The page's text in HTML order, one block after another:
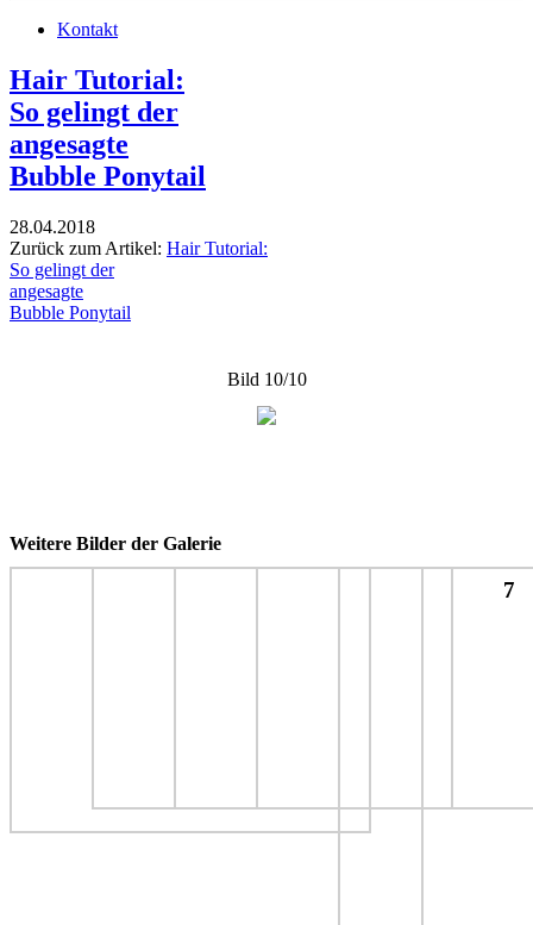
Kontakt
Hair Tutorial:
So gelingt der
angesagte
Bubble Ponytail
28.04.2018
Zurück zum Artikel: Hair Tutorial:
So gelingt der
angesagte
Bubble Ponytail
Bild 10/10
Weitere Bilder der Galerie
7